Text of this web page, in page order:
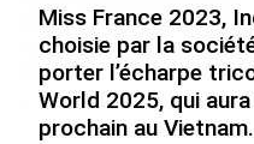
du Martiniquais Benoît
au service du Karibea
Luce en Martinique
le 07/08/2026
Miss France 2023,
choisie par la
porter l’écharpe
World 2025, qui
prochain au Vietnam.